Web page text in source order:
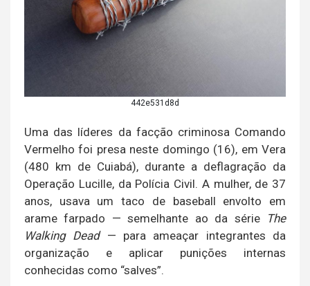
442e531d8d
Uma das líderes da facção criminosa Comando
Vermelho foi presa neste domingo (16), em Vera
(480 km de Cuiabá), durante a deflagração da
Operação Lucille, da Polícia Civil. A mulher, de 37
anos, usava um taco de baseball envolto em
arame farpado — semelhante ao da série The
Walking Dead— para ameaçar integrantes da
organização e aplicar punições internas
conhecidas como “salves”.